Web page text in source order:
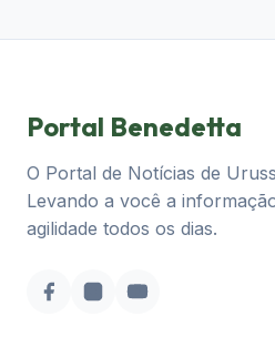
Portal Benedetta
O Portal de Notícias de
Levando a você a
agilidade todos os dias.